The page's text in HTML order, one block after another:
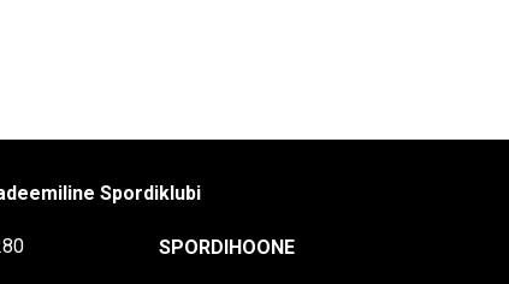
Spordiklubi
SPORDIHOONE